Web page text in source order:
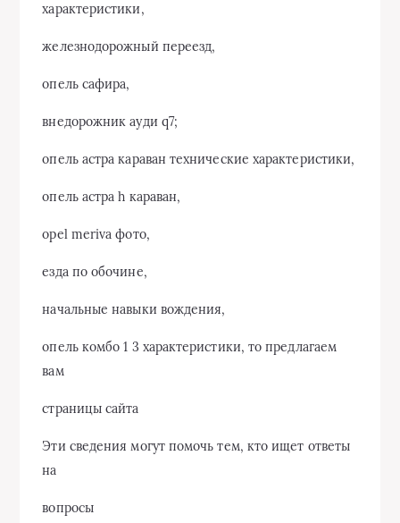
характеристики,
железнодорожный переезд,
опель сафира,
внедорожник ауди q7;
опель астра караван технические характеристики,
опель астра h караван,
opel meriva фото,
езда по обочине,
начальные навыки вождения,
опель комбо 1 3 характеристики, то предлагаем
вам
страницы сайта
Эти сведения могут помочь тем, кто ищет ответы
на
вопросы